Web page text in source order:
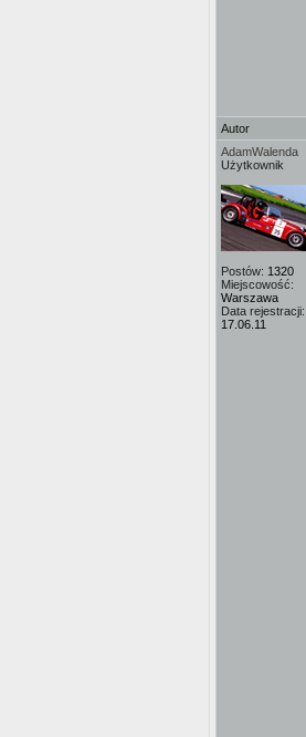
Autor
AdamWalenda
Użytkownik
Postów: 1320
Miejscowość:
Warszawa
Data rejestracji:
17.06.11